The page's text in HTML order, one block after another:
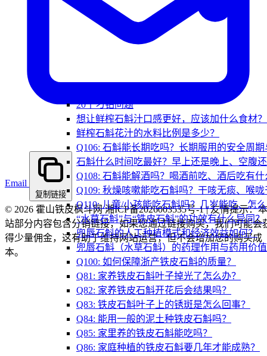
20个刁钻问题
想让鲜榨石斛汁口感更好，应该加什么食材？
鲜榨石斛花汁的水料比例是多少？
Q106: 石斛能长期吃吗？长期服用的安全周
石斛什么时间吃最好？早上还是晚上、空腹
Q108: 石斛能解酒吗？喝酒前吃、酒后吃有
Q109: 秋燥咳嗽能吃石斛吗？干咳无痰、喉
Q110: 儿童/小孩能吃石斛吗？几岁能吃、怎
“水草石斛”与“铁皮石斛”的功效有什么异同？
兜唇石斛的人工种植模式和经济效益如何？
兜唇石斛（水草石斛）的药理作用与药用价
Q100: 如何保障浙产铁皮石斛的质量？
Q81: 家养铁皮石斛叶子掉光了怎么办？
Q82: 家养铁皮石斛开花后会结果吗？
Q83: 铁皮石斛叶子上的锈斑是怎么回事？
Q84: 能用一般的泥土种铁皮石斛吗？
Q85: 家里养的铁皮石斛能吃吗？
Q86: 家庭种植的铁皮石斛要几年才能成熟？
Email
复制链接
© 2026 霍山铁皮枫斗网 湘ICP备2026003535号-1 | 友情提示：本
站部分内容包含分销链接，如果您通过链接购买，我们可能会
得少量佣金，这有助于维持网站运营，但不会增加您的购买成
本。